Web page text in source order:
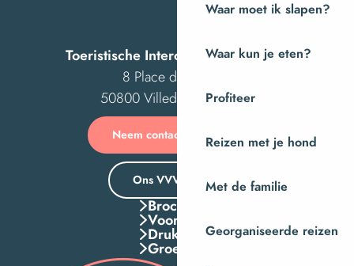
Waar moet ik slapen?
Waar kun je eten?
Profiteer
Reizen met je hond
Met de familie
Georganiseerde reizen
Toeristische Intercom van Villedieu
8 Place des Costils
50800 Villedieu-les-Poêles
Neem contact met ons op
Ons VVV-kantoor
Brochures
Voordelen
Druk Op
Groepen